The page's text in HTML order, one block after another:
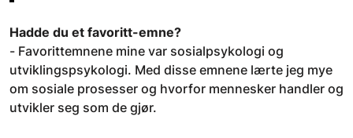
Hadde du et favoritt-emne?
- Favorittemnene mine var sosialpsykologi og
utviklingspsykologi. Med disse emnene lærte jeg mye
om sosiale prosesser og hvorfor mennesker handler og
utvikler seg som de gjør.